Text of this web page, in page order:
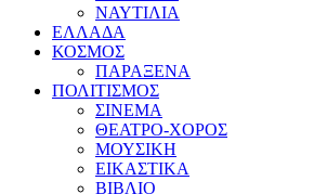
ΝΑΥΤΙΛΙΑ
ΕΛΛΑΔΑ
ΚΟΣΜΟΣ
ΠΑΡΑΞΕΝΑ
ΠΟΛΙΤΙΣΜΟΣ
ΣΙΝΕΜΑ
ΘΕΑΤΡΟ-ΧΟΡΟΣ
ΜΟΥΣΙΚΗ
ΕΙΚΑΣΤΙΚΑ
ΒΙΒΛΙΟ